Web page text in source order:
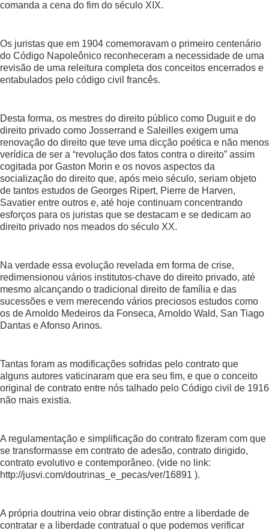
comanda a cena do fim do século XIX.
Os juristas que em 1904 comemoravam o primeiro centenário
do Código Napoleônico reconheceram a necessidade de uma
revisão de uma releitura completa dos conceitos encerrados e
entabulados pelo código civil francês.
Desta forma, os mestres do direito público como Duguit e do
direito privado como Josserrand e Saleilles exigem uma
renovação do direito que teve uma dicção poética e não menos
verídica de ser a “revolução dos fatos contra o direito” assim
cogitada por Gaston Morin e os novos aspectos da
socialização do direito que, após meio século, seriam objeto
de tantos estudos de Georges Ripert, Pierre de Harven,
Savatier entre outros e, até hoje continuam concentrando
esforços para os juristas que se destacam e se dedicam ao
direito privado nos meados do século XX.
Na verdade essa evolução revelada em forma de crise,
redimensionou vários institutos-chave do direito privado, até
mesmo alcançando o tradicional direito de família e das
sucessões e vem merecendo vários preciosos estudos como
os de Arnoldo Medeiros da Fonseca, Arnoldo Wald, San Tiago
Dantas e Afonso Arinos.
Tantas foram as modificações sofridas pelo contrato que
alguns autores vaticinaram que era seu fim, e que o conceito
original de contrato entre nós talhado pelo Código civil de 1916
não mais existia.
A regulamentação e simplificação do contrato fizeram com que
se transformasse em contrato de adesão, contrato dirigido,
contrato evolutivo e contemporâneo. (vide no link:
http://jusvi.com/doutrinas_e_pecas/ver/16891 ).
A própria doutrina veio obrar distinção entre a liberdade de
contratar e a liberdade contratual o que podemos verificar